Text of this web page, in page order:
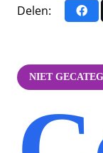
Delen:
NIET